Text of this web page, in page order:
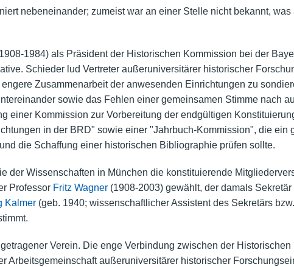
nebeneinander; zumeist war an einer Stelle nicht bekannt, was
1984) als Präsident der Historischen Kommission bei der
Schieder lud Vertreter außeruniversitärer historischer
Zusammenarbeit der anwesenden Einrichtungen zu
sowie das Fehlen einer gemeinsamen Stimme nach
einer Kommission zur Vorbereitung der endgültigen
in der BRD" sowie einer "Jahrbuch-Kommission", die ein
die Schaffung einer historischen Bibliographie prüfen sollte.
der Wissenschaften in München die konstituierende
Professor Fritz Wagner(1908-2003) gewählt, der damals Sekretär
Kalmer(geb. 1940; wissenschaftlicher Assistent des Sekretärs
Verein. Die enge Verbindung zwischen der
Arbeitsgemeinschaft außeruniversitärer historischer